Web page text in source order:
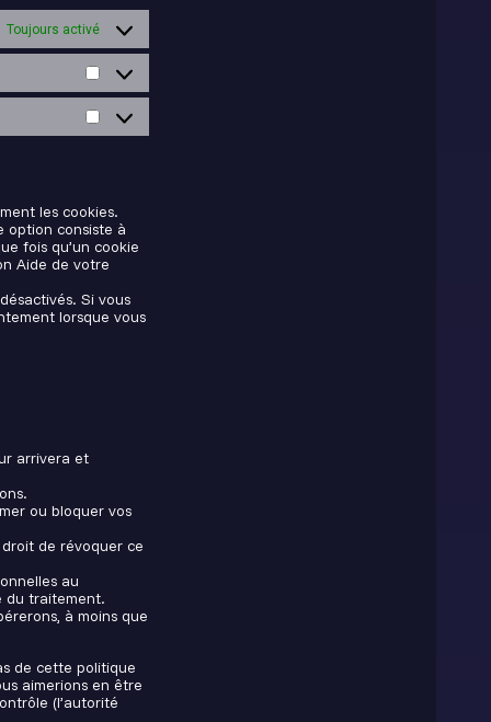
Toujours activé
Statistiques
Marketing
les cookies.
option consiste à
fois qu’un cookie
Aide de votre
Si vous
lorsque vous
arrivera et
ou bloquer vos
de révoquer ce
au
du traitement.
à moins que
de cette politique
aimerions en être
(l’autorité